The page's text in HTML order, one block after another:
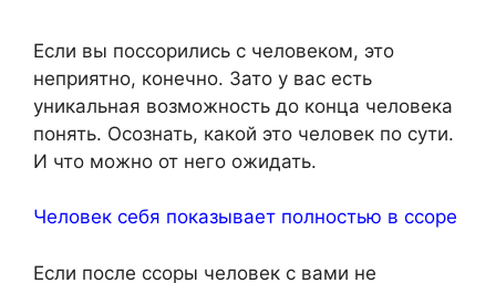
Если вы поссорились с человеком, это
неприятно, конечно. Зато у вас есть
уникальная возможность до конца человека
понять. Осознать, какой это человек по сути.
И что можно от него ожидать.
Человек себя показывает полностью в ссоре
Если после ссоры человек с вами не